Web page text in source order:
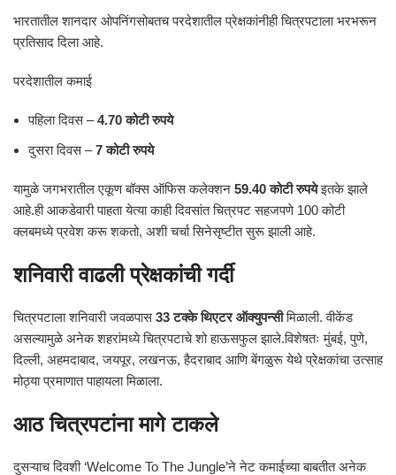
भारतातील शानदार ओपनिंगसोबतच परदेशातील प्रेक्षकांनीही चित्रपटाला भरभरून
प्रतिसाद दिला आहे.
परदेशातील कमाई
पहिला दिवस –4.70 कोटी रुपये
दुसरा दिवस –7 कोटी रुपये
यामुळे जगभरातील एकूण बॉक्स ऑफिस कलेक्शन 59.40 कोटी रुपयेइतके झाले
आहे.ही आकडेवारी पाहता येत्या काही दिवसांत चित्रपट सहजपणे 100 कोटी
क्लबमध्ये प्रवेश करू शकतो, अशी चर्चा सिनेसृष्टीत सुरू झाली आहे.
शनिवारी वाढली प्रेक्षकांची गर्दी
चित्रपटाला शनिवारी जवळपास33 टक्के थिएटर ऑक्युपन्सीमिळाली. वीकेंड
असल्यामुळे अनेक शहरांमध्ये चित्रपटाचे शो हाऊसफुल झाले.विशेषतः मुंबई, पुणे,
दिल्ली, अहमदाबाद, जयपूर, लखनऊ, हैदराबाद आणि बेंगळुरू येथे प्रेक्षकांचा उत्साह
मोठ्या प्रमाणात पाहायला मिळाला.
आठ चित्रपटांना मागे टाकले
दुसऱ्याच दिवशी ‘Welcome To The Jungle’ने नेट कमाईच्या बाबतीत अनेक